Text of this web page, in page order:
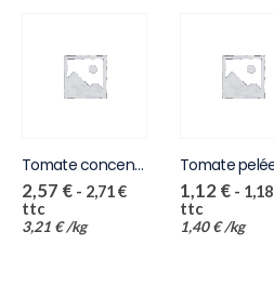
Tomate concentrée 880g
2,57 € - 2,71€
ttc
3,21 € /kg
1,12 € - 1,18
ttc
1,40€ /kg